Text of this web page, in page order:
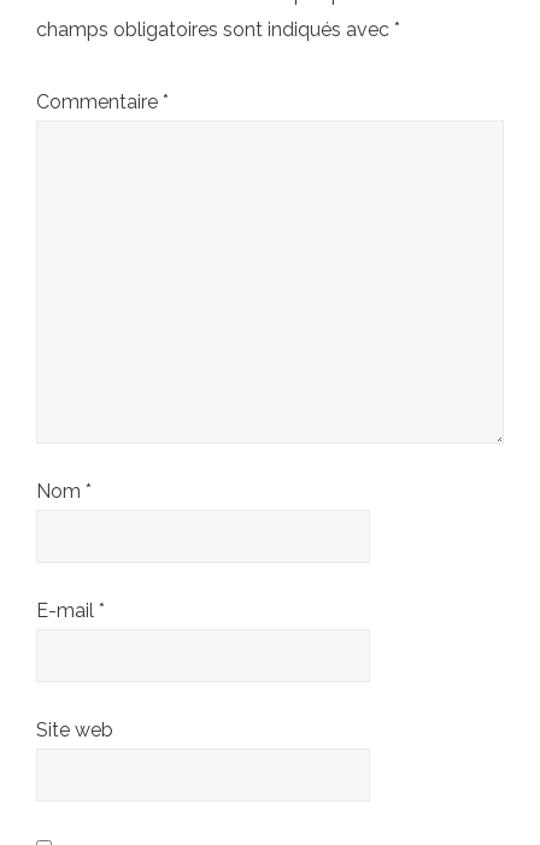
champs obligatoires sont indiqués avec *
Commentaire *
Nom *
E-mail *
Site web